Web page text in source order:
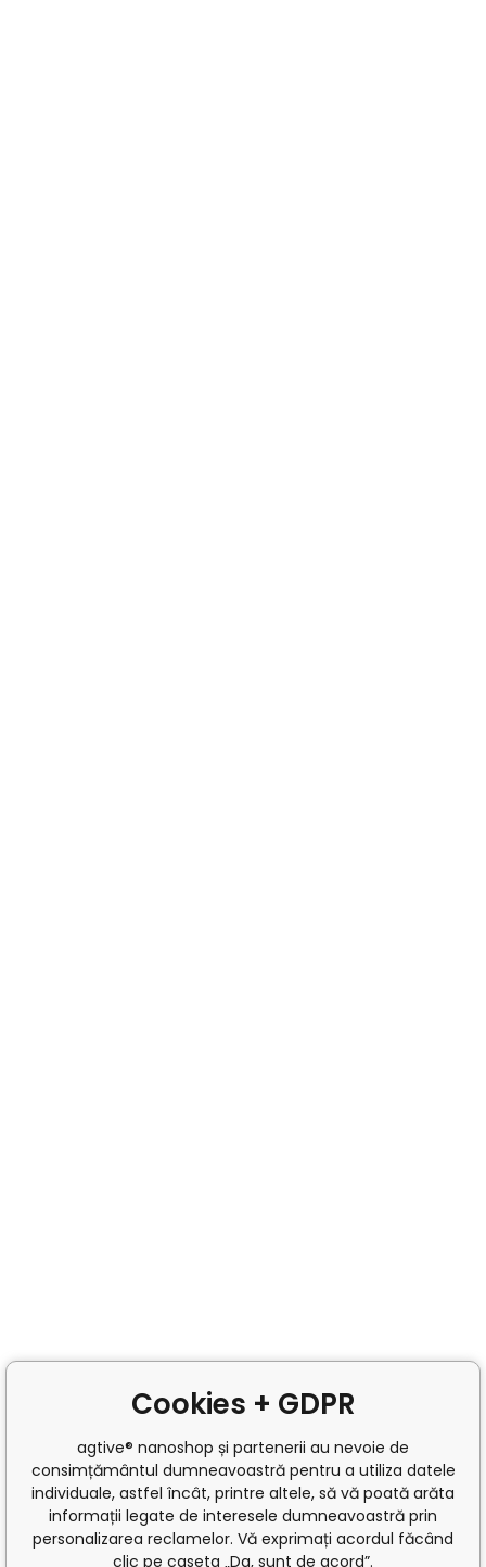
Cookies + GDPR
agtive® nanoshop și partenerii au nevoie de
consimțământul dumneavoastră pentru a utiliza datele
individuale, astfel încât, printre altele, să vă poată arăta
informații legate de interesele dumneavoastră prin
personalizarea reclamelor. Vă exprimați acordul făcând
clic pe caseta „Da, sunt de acord”.